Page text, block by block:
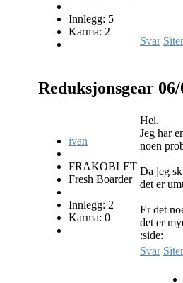
Innlegg: 5
Karma: 2
Svar Siter
Reduksjonsgear
ivan
FRAKOBLET
Fresh Boarder
Innlegg: 2
Karma: 0
Hei.
Jeg har
noen
Da jeg
det er
Er det
det er
:side:
Svar Siter